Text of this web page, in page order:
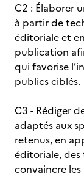
C2 : Élaborer
à partir de
éditoriale et
publication
qui favorise
publics ciblés.
C3 - Rédiger
adaptés aux
retenus, en
éditoriale,
convaincre les